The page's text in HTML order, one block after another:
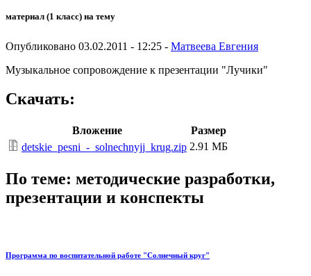
материал (1 класс) на тему
Опубликовано 03.02.2011 - 12:25 - Матвеева Евгения
Музыкальное сопровождение к презентации "Лучики"
Скачать:
Вложение
Размер
detskie_pesni_-_solnechnyjj_krug.zip 2.91 МБ
По теме: методические разработки,
презентации и конспекты
Программа по воспитательной работе "Солнечный круг"